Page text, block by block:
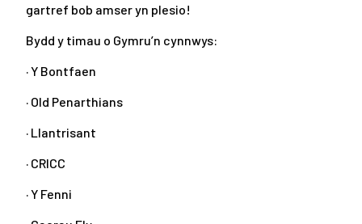
gartref bob amser yn plesio!
Bydd y timau o Gymru’n cynnwys:
· Y Bontfaen
· Old Penarthians
· Llantrisant
· CRICC
· Y Fenni